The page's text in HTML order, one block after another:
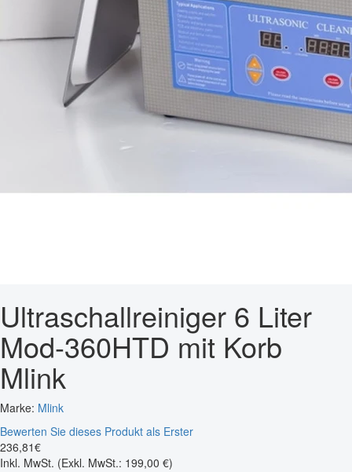
Ultraschallreiniger 6 Liter
Mod-360HTD mit Korb
Mlink
Marke: Mlink
Bewerten Sie dieses Produkt als Erster
236,81€
Inkl. MwSt. (Exkl. MwSt.: 199,00 €)